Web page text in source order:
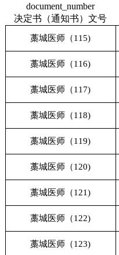
document_number
决定书（通知书）文号
藁城医师（115)
藁城医师（116)
藁城医师（117)
藁城医师（118)
藁城医师（119)
藁城医师（120)
藁城医师（121)
藁城医师（122)
藁城医师（123)